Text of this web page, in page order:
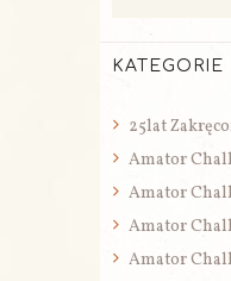
KATEGORIE
25lat
Amator
Amator
Amator
Amator